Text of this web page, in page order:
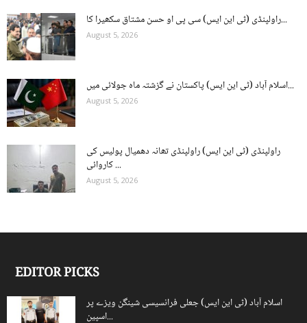
راولپنڈی (ٹی این ایس) سی پی او حسن مشتاق سکھیرا کا...
August 5, 2026
اسلام آباد (ٹی این ایس) پاکستان نے گزشتہ ماہ جولائی میں...
August 5, 2026
راولپنڈی (ٹی این ایس) راولپنڈی تھانہ دھمیال پولیس کی
کاروائی ...
August 5, 2026
EDITOR PICKS
اسلام آباد (ٹی این ایس) جعلی فرانسیسی شینگن ویزے پر
اسپین...